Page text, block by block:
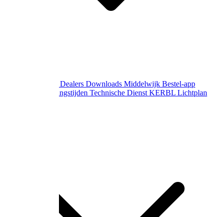
Dealers Downloads Middelwijk Bestel-app
Gewijzigde openingstijden Technische Dienst KERBL Lichtplan